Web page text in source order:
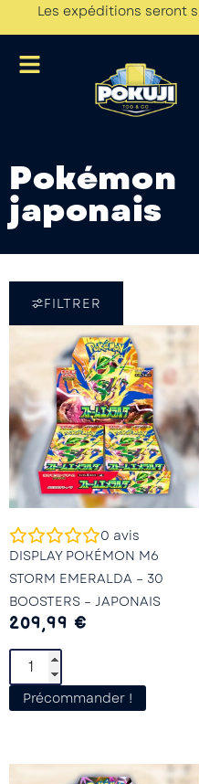
Les expéditions seront
Pokémon
japonais
FILTRER
0 avis
DISPLAY POKÉMON M6
STORM EMERALDA – 30
BOOSTERS – JAPONAIS
209,99 €
Précommander !